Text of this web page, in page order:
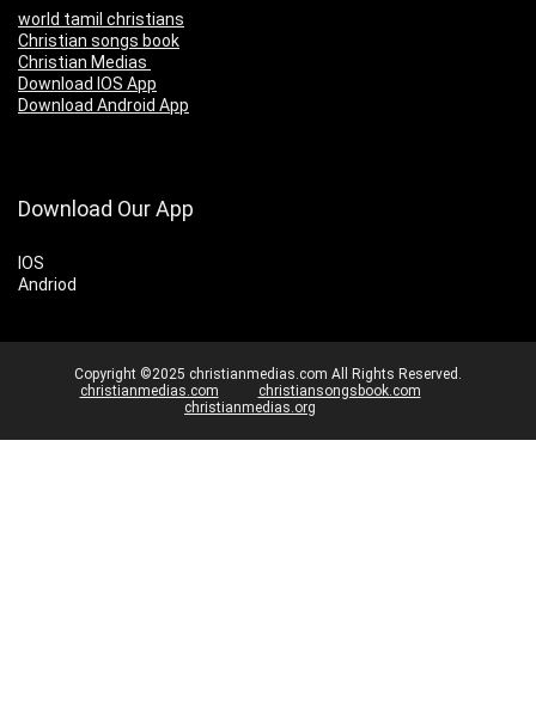
world tamil christians
Christian songs book
Christian Medias
Download IOS App
Download Android App
Download Our App
IOS
Andriod
Copyright ©2025 christianmedias.com All Rights Reserved.
christianmedias.com
christiansongsbook.com
christianmedias.org